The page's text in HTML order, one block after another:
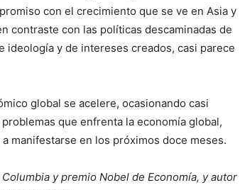
con el crecimiento que se ve en Asia y
contraste con las políticas descaminadas de
ideología y de intereses creados, casi parece
global se acelere, ocasionando casi
que enfrenta la economía global,
manifestarse en los próximos doce meses.
y premio Nobel de Economía, y autor